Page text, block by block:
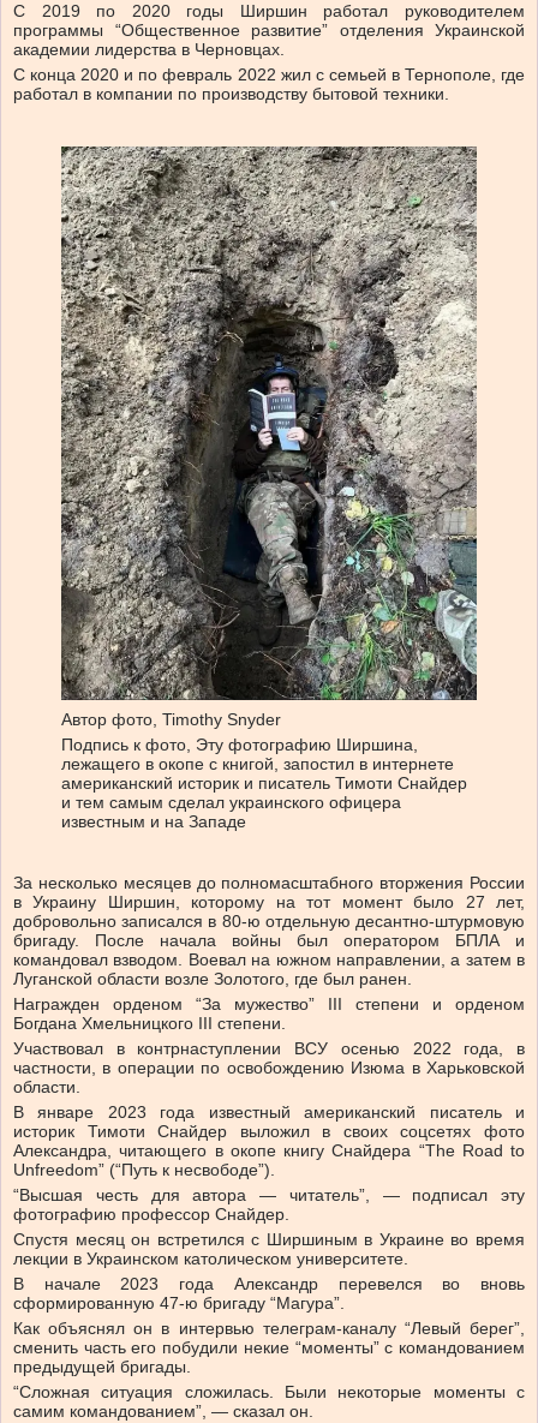
С 2019 по 2020 годы Ширшин работал руководителем
программы “Общественное развитие” отделения Украинской
академии лидерства в Черновцах.
С конца 2020 и по февраль 2022 жил с семьей в Тернополе, где
работал в компании по производству бытовой техники.
Автор фото, Timothy Snyder
Подпись к фото, Эту фотографию Ширшина,
лежащего в окопе с книгой, запостил в интернете
американский историк и писатель Тимоти Снайдер
и тем самым сделал украинского офицера
известным и на Западе
За несколько месяцев до полномасштабного вторжения России
в Украину Ширшин, которому на тот момент было 27 лет,
добровольно записался в 80-ю отдельную десантно-штурмовую
бригаду. После начала войны был оператором БПЛА и
командовал взводом. Воевал на южном направлении, а затем в
Луганской области возле Золотого, где был ранен.
Награжден орденом “За мужество” III степени и орденом
Богдана Хмельницкого III степени.
Участвовал в контрнаступлении ВСУ осенью 2022 года, в
частности, в операции по освобождению Изюма в Харьковской
области.
В январе 2023 года известный американский писатель и
историк Тимоти Снайдер выложил в своих соцсетях фото
Александра, читающего в окопе книгу Снайдера “The Road to
Unfreedom” (“Путь к несвободе”).
“Высшая честь для автора — читатель”, — подписал эту
фотографию профессор Снайдер.
Спустя месяц он встретился с Ширшиным в Украине во время
лекции в Украинском католическом университете.
В начале 2023 года Александр перевелся во вновь
сформированную 47-ю бригаду “Магура”.
Как объяснял он в интервью телеграм-каналу “Левый берег”,
сменить часть его побудили некие “моменты” с командованием
предыдущей бригады.
“Сложная ситуация сложилась. Были некоторые моменты с
самим командованием”, — сказал он.